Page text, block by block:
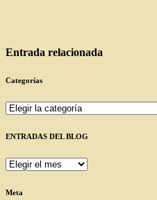
Entrada relacionada
Categorías
Categorías
ENTRADAS DEL BLOG
ENTRADAS
BLOG
Meta